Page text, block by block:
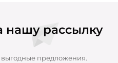
нашу рассылку
предложения.